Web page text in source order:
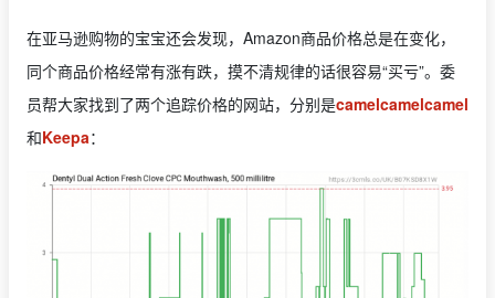
在亚马逊购物的宝宝还会发现，Amazon商品价格总是在变化，
同个商品价格经常有涨有跌，摸不清规律的话很容易“买亏”。委
员帮大家找到了两个追踪价格的网站，分别是camelcamelcamel
和Keepa：